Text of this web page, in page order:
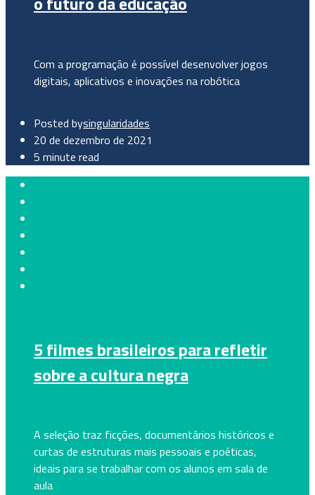
Com a programação é possível desenvolver jogos
digitais, aplicativos e inovações na robótica
Posted bysingularidades
20 de dezembro de 2021
5 minute read
5 filmes brasileiros para refletir
sobre a cultura negra
A seleção traz ficções, documentários históricos e
curtas de estruturas mais pessoais e poéticas,
ideais para se trabalhar com os alunos em sala de
aula